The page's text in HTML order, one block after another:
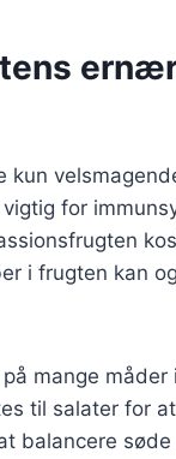
kun
for
i frugten kan
mange
til salater for
balancere